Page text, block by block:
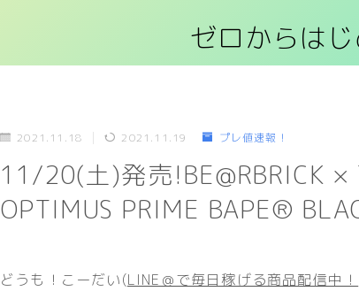
ゼロからは
2021.11.18 2021.11.19 プレ値速報！
11/20(土)発売!BE@RBRICK ×
OPTIMUS PRIME BAPE®︎
どうも！こーだい(LINE＠で毎日稼げる商品配信中！